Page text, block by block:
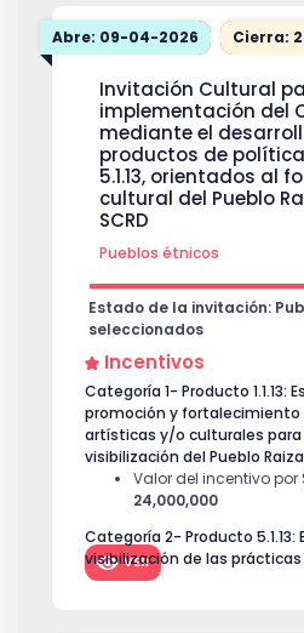
Abre: 09-04-2026 Cierra:
Invitación Cultural
implementación del
mediante el
productos de política
5.1.13, orientados al
cultural del Pueblo
SCRD
Pueblos étnicos
Estado de la invitación:
seleccionados
Incentivos
Categoría 1- Producto 1.1.13:
promoción y fortalecimiento
artísticas y/o culturales
visibilización del Pueblo
Valor del incentivo por
24,000,000
Categoría 2- Producto 5.1.13:
visibilización de las
cultura y el patrimonio
VER